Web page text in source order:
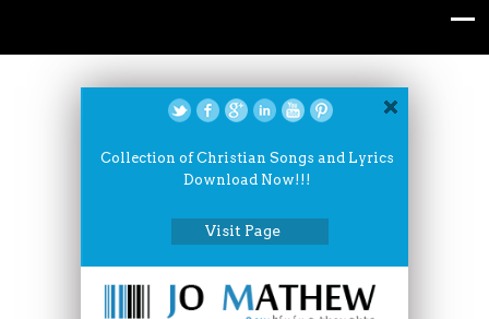
Collection of Christian Songs and Lyrics
Download Now!!!
Visit Page